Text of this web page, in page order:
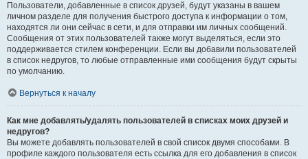
Пользователи, добавленные в список друзей, будут указаны в вашем
личном разделе для получения быстрого доступа к информации о том,
находятся ли они сейчас в сети, и для отправки им личных сообщений.
Сообщения от этих пользователей также могут выделяться, если это
поддерживается стилем конференции. Если вы добавили пользователей
в список недругов, то любые отправленные ими сообщения будут скрыты
по умолчанию.
Вернуться к началу
Как мне добавлять/удалять пользователей в списках моих друзей и
недругов?
Вы можете добавлять пользователей в свой список двумя способами. В
профиле каждого пользователя есть ссылка для его добавления в список